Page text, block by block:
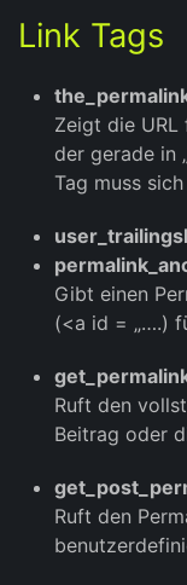
Link Tags
Zeigt die URL
der gerade in
Tag muss
Gibt einen
(<a id = „….)
Ruft den
Beitrag oder
Ruft den